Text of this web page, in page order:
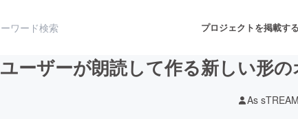
プロジェクトを掲載す
ユーザーが朗読して作る新しい形
As sTREAM